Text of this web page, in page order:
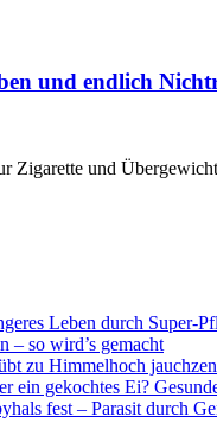
und endlich
und
Leben durch Super-
– so wird’s gemacht
zu Himmelhoch
ein gekochtes Ei?
fest – Parasit durch